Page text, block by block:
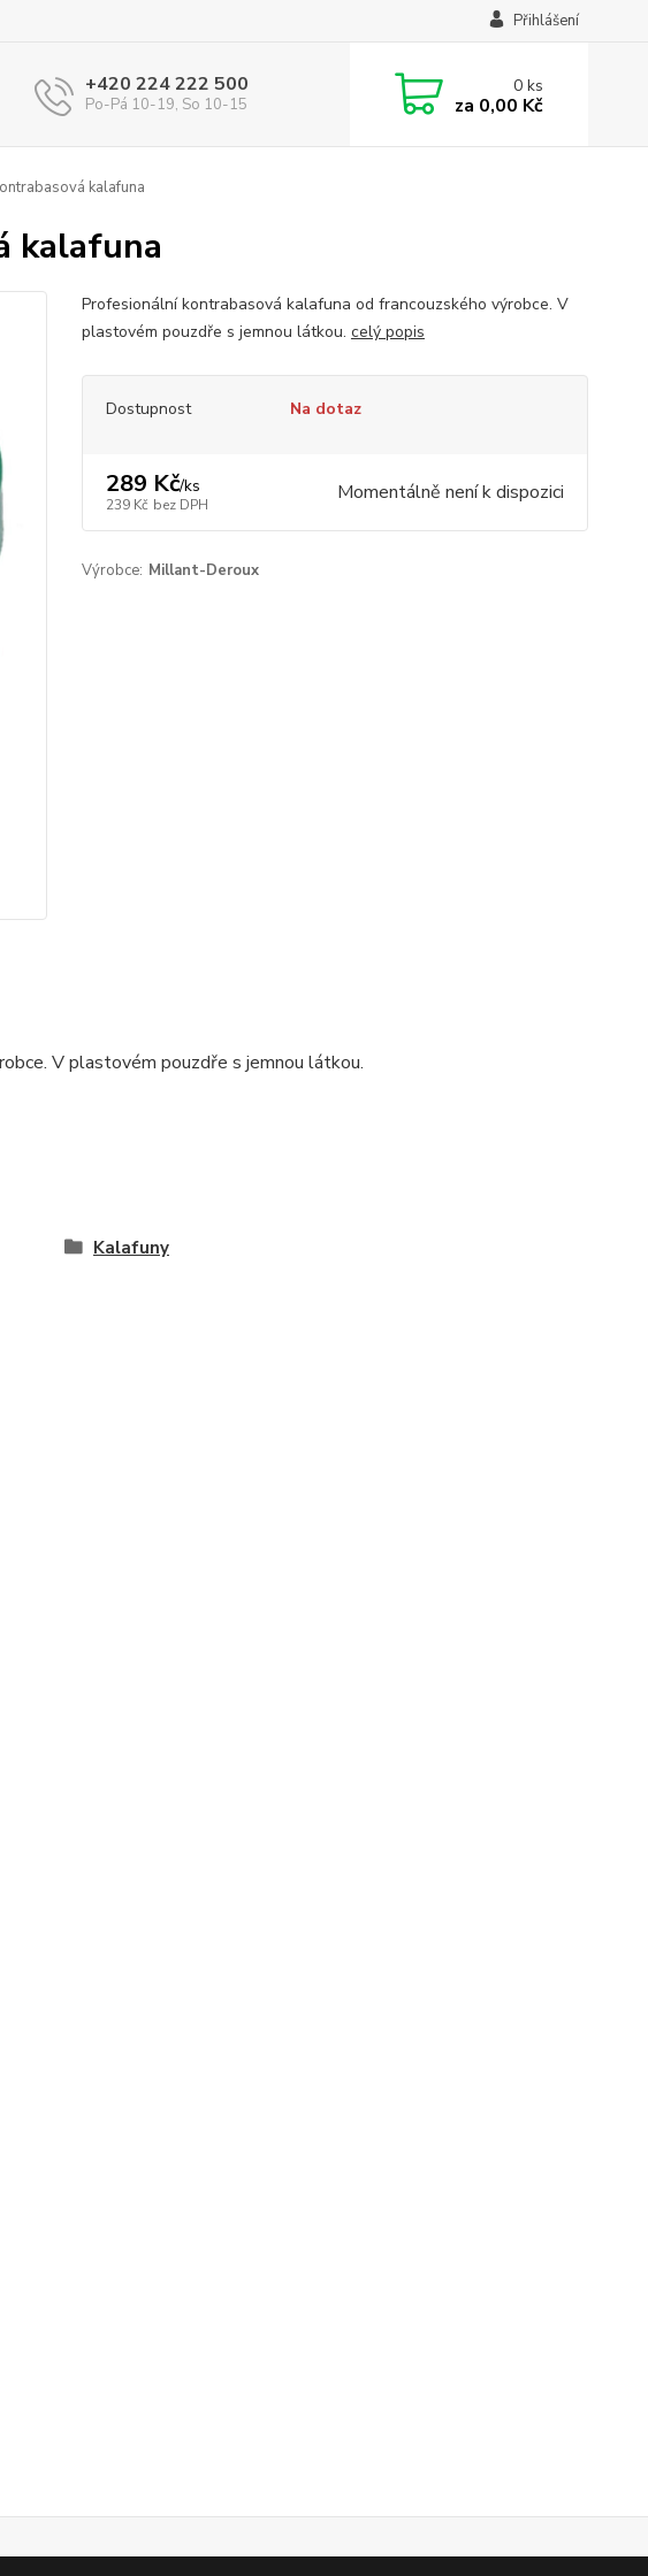
Přihlášení
+420 224 222 500
Po-Pá 10-19, So 10-15
0ks
za 0,00 Kč
kalafuna
kalafuna
Profesionální kontrabasová kalafuna od francouzského výrobce. V
plastovém pouzdře s jemnou látkou. celý popis
Dostupnost Na dotaz
289 Kč/ks
239 Kč bez DPH Momentálně není k dispozici
Výrobce: Millant-Deroux
V plastovém pouzdře s jemnou látkou.
Kalafuny